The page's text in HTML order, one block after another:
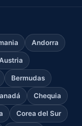
Andorra
Bermudas
Chequia
Corea del Sur